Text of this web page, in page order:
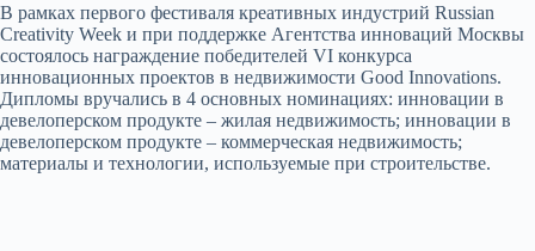
В рамках первого фестиваля креативных индустрий Russian
Creativity Week и при поддержке Агентства инноваций Москвы
состоялось награждение победителей VI конкурса
инновационных проектов в недвижимости Good Innovations.
Дипломы вручались в 4 основных номинациях: инновации в
девелоперском продукте – жилая недвижимость; инновации в
девелоперском продукте – коммерческая недвижимость;
материалы и технологии, используемые при строительстве.